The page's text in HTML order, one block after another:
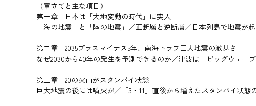
（章立てと主な項目）
第一章 日本は「大地変動の時代」に突入
「海の地震」と「陸の地震」／正断層と逆断層／日本列島で地震が
第二章 2035プラスマイナス5年、南海トラフ巨大地震の激甚さ
なぜ2030から40年の発生を予測できるのか／津波は「ビッグウェー
第三章 20の火山がスタンバイ状態
巨大地震の後には噴火が／「3・11」直後から増えたスタンバイ状